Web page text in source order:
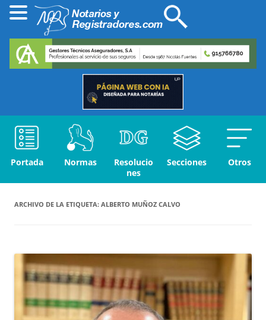
Portada Normas
Resolucio
nes
Secciones Otros
ARCHIVO DE LA ETIQUETA: ALBERTO MUÑOZ CALVO